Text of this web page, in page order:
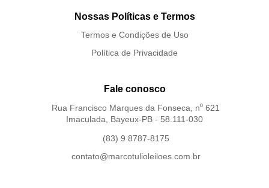
Nossas Políticas e Termos
Termos e Condições de Uso
Política de Privacidade
Fale conosco
Rua Francisco Marques da Fonseca, n⁰ 621
Imaculada, Bayeux-PB - 58.111-030
(83) 9 8787-8175
contato@marcotulioleiloes.com.br